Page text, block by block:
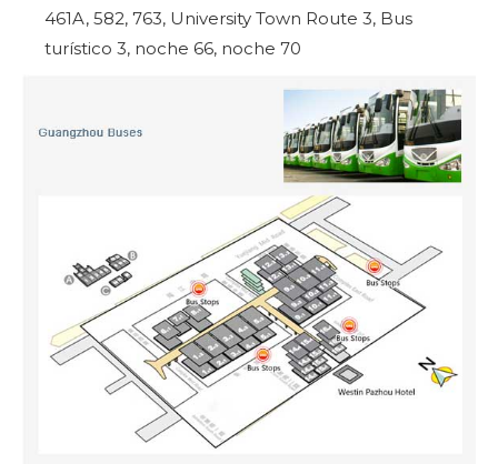
461A, 582, 763, University Town Route 3, Bus
turístico 3, noche 66, noche 70